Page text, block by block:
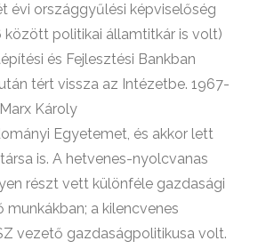
évi országgyűlési képviselőség
között politikai államtitkár is volt)
és Fejlesztési Bankban
tért vissza az Intézetbe. 1967-
Károly
Egyetemet, és akkor lett
is. A hetvenes-nyolcvanas
részt vett különféle gazdasági
a kilencvenes
vezető gazdaságpolitikusa volt.